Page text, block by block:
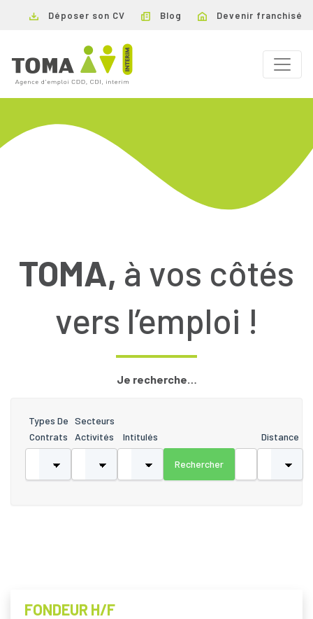
Déposer son CV Blog Devenir franchisé
TOMA, à vos côtés
vers l’emploi !
Je recherche…
Distance
Types De
Contrats
Secteurs
Activités
Intitulés
FONDEUR H/F